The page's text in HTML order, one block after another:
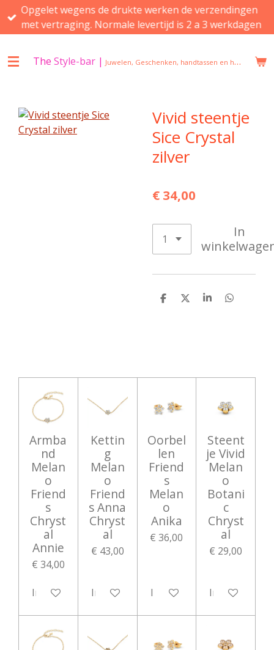
Ga
direct
de
Opgelet wegens de drukte werken de verzendingen
met vertraging. Normale levertijd is 2 a 3 werkdagen
The Style-bar | Juwelen, Geschenken, handtassen en huisgeuren in Beveren
Vivid steentje
Sice Crystal
zilver
€ 34,00
In
D
D
S
D
Armba
nd
Melan
o
Friend
s
Chryst
al
Annie
€ 34,00
In winkelwagen
Kettin
g
Melan
o
Friend
s Anna
Chryst
al
€ 43,00
In winkelwagen
Oorbel
len
Friend
s
Melan
o
Anika
€ 36,00
In winkelwagen
Steent
je Vivid
Melan
o
Botani
c
Chryst
al
€ 29,00
In